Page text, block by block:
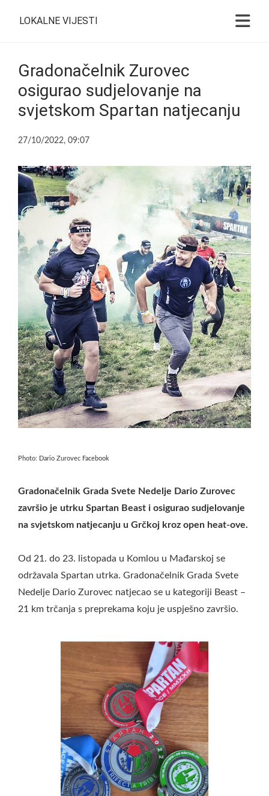
LOKALNE VIJESTI
Gradonačelnik Zurovec
osigurao sudjelovanje na
svjetskom Spartan natjecanju
27/10/2022, 09:07
Photo: Dario Zurovec Facebook
Gradonačelnik Grada Svete Nedelje Dario Zurovec
završio je utrku Spartan Beast i osigurao sudjelovanje
na svjetskom natjecanju u Grčkoj kroz open heat-ove.
Od 21. do 23. listopada u Komlou u Mađarskoj se
održavala Spartan utrka. Gradonačelnik Grada Svete
Nedelje Dario Zurovec natjecao se u kategoriji Beast –
21 km trčanja s preprekama koju je uspješno završio.